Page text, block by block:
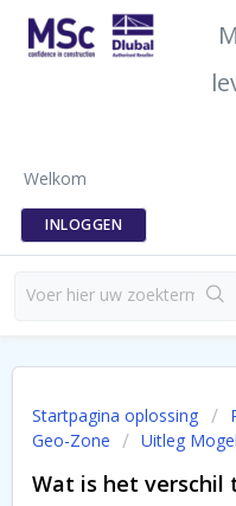
Welkom
INLOGGEN
Startpagina oplossing
Geo-Zone
Uitleg
Wat is het verschil